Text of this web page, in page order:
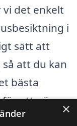
vi det enkelt
i
sätt att
att du kan
bästa
för att göra
×